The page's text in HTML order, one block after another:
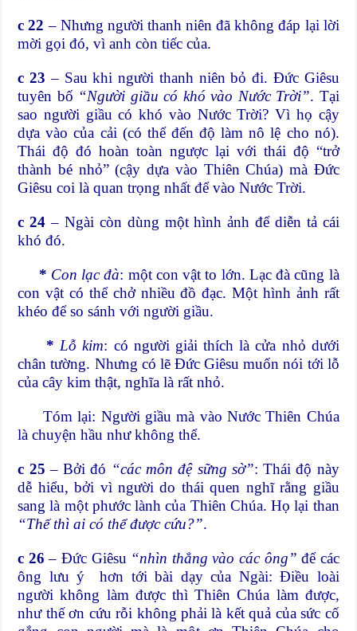
c 22 – Nhưng người thanh niên đã không đáp lại lời
mời gọi đó, vì anh còn tiếc của.
c 23 – Sau khi người thanh niên bỏ đi. Đức Giêsu
tuyên bố “Người giầu có khó vào Nước Trời”. Tại
sao người giầu có khó vào Nước Trời? Vì họ cậy
dựa vào của cải (có thể đến độ làm nô lệ cho nó).
Thái độ đó hoàn toàn ngược lại với thái độ “trở
thành bé nhỏ” (cậy dựa vào Thiên Chúa) mà Đức
Giêsu coi là quan trọng nhất để vào Nước Trời.
c 24 – Ngài còn dùng một hình ảnh để diễn tả cái
khó đó.
* Con lạc đà: một con vật to lớn. Lạc đà cũng là
con vật có thể chở nhiều đồ đạc. Một hình ảnh rất
khéo để so sánh với người giầu.
* Lỗ kim: có người giải thích là cửa nhỏ dưới
chân tường. Nhưng có lẽ Đức Giêsu muốn nói tới lỗ
của cây kim thật, nghĩa là rất nhỏ.
Tóm lại: Người giầu mà vào Nước Thiên Chúa
là chuyện hầu như không thể.
c 25 – Bởi đó “các môn đệ sững sờ”: Thái độ này
dễ hiểu, bởi vì người do thái quen nghĩ rằng giầu
sang là một phước lành của Thiên Chúa. Họ lại than
“Thế thì ai có thể được cứu?”.
c 26– Đức Giêsu “nhìn thẳng vào các ông” để các
ông lưu ý hơn tới bài dạy của Ngài: Điều loài
người không làm được thì Thiên Chúa làm được,
như thế ơn cứu rỗi không phải là kết quả của sức cố